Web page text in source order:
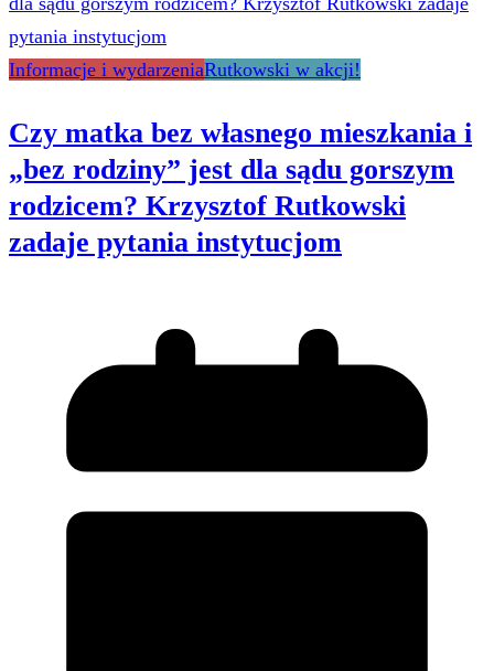
Informacje i wydarzeniaRutkowski w akcji!
Czy matka bez własnego mieszkania i
„bez rodziny” jest dla sądu gorszym
rodzicem? Krzysztof Rutkowski
zadaje pytania instytucjom